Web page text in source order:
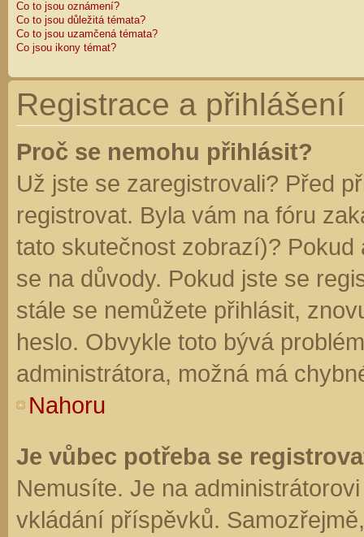
Co to jsou oznámení?
Co to jsou důležitá témata?
Co to jsou uzamčená témata?
Co jsou ikony témat?
Registrace a přihlášení
Proč se nemohu přihlásit?
Už jste se zaregistrovali? Před
registrovat. Byla vám na fóru
tato skutečnost zobrazí)?
se na důvody. Pokud jste se
stále se nemůžete přihlásit,
heslo. Obvykle toto bývá
administrátora, možná má
Nahoru
Je vůbec potřeba se
Nemusíte. Je na
vkládání příspěvků.